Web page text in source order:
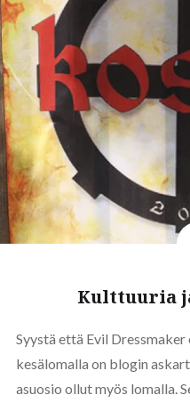
Kulttuuria
Syystä että Evil
kesälomalla on blogin
asuosio ollut myös lomalla.